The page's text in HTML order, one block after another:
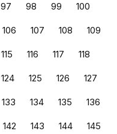
97 98 99 100
106 107 108 109
115 116 117 118
124 125 126 127
133 134 135 136
142 143 144 145